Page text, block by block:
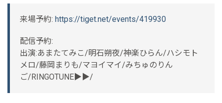
来場予約: https://tiget.net/events/419930
配信予約:
出演:あまたてみこ/明石朔夜/神楽ひらん/ハシモト
メロ/藤岡まりも/マヨイマイ/みちゅのりん
ご/RINGOTUNE▶▶/